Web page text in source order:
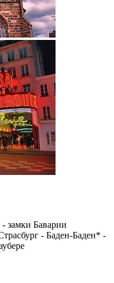
замки Баварии
- Баден-Баден* -